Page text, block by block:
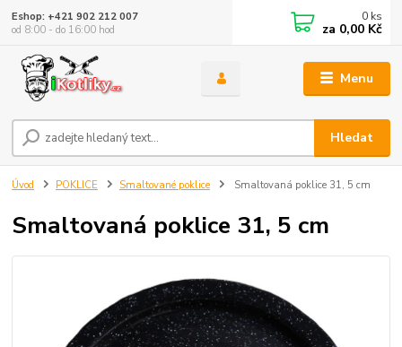
Menu
Hledat
Eshop: +421 902 212 007
od 8:00 - do 16:00 hod
0 ks
za 0,00 Kč
Úvod POKLICE Smaltované poklice Smaltovaná poklice 31, 5 cm
Smaltovaná poklice 31, 5 cm